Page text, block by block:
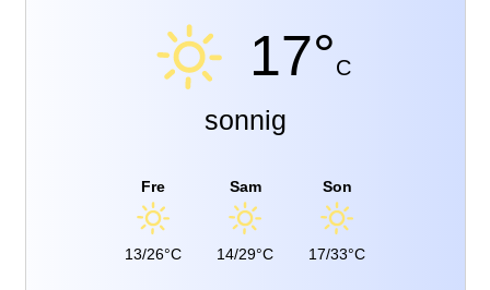
17°C
sonnig
Fre
13/26°C
Sam
14/29°C
Son
17/33°C